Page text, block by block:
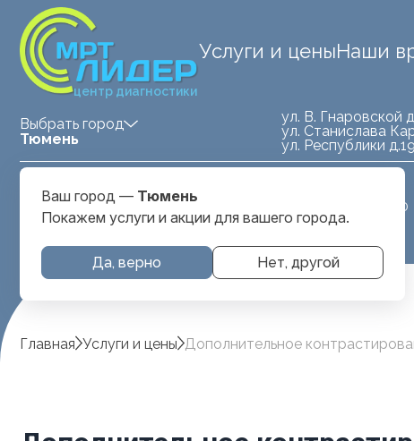
центр диагностики
Услуги и ценыНаши
Выбрать город
Тюмень
Тюмень
ул. В. Гнаровской
ул. Станислава
ул. Республики
Карнацевича, д. 10
Ваш город — Тюмень
Покажем услуги и акции для вашего города.
Да, верно Нет, другой
Главная Услуги и цены Дополнительное